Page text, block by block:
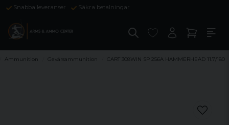
Snabba leveranser Säkra betalningar
Ammunition Gevärsammunition CART 308WIN SP 256A HAMMERHEAD 11.7/180